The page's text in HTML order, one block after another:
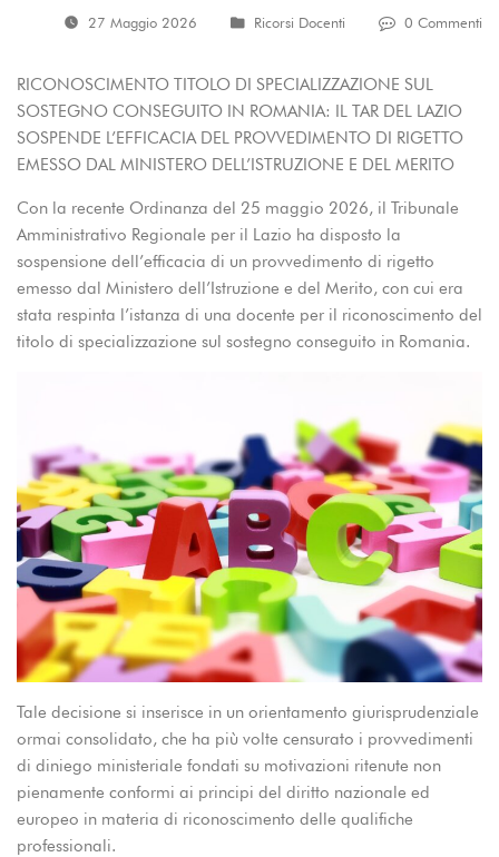
27 Maggio 2026 Ricorsi Docenti 0 Commenti
RICONOSCIMENTO TITOLO DI SPECIALIZZAZIONE SUL
SOSTEGNO CONSEGUITO IN ROMANIA: IL TAR DEL LAZIO
SOSPENDE L’EFFICACIA DEL PROVVEDIMENTO DI RIGETTO
EMESSO DAL MINISTERO DELL’ISTRUZIONE E DEL MERITO
Con la recente Ordinanza del 25 maggio 2026, il Tribunale
Amministrativo Regionale per il Lazio ha disposto la
sospensione dell’efficacia di un provvedimento di rigetto
emesso dal Ministero dell’Istruzione e del Merito, con cui era
stata respinta l’istanza di una docente per il riconoscimento del
titolo di specializzazione sul sostegno conseguito in Romania.
Tale decisione si inserisce in un orientamento giurisprudenziale
ormai consolidato, che ha più volte censurato i provvedimenti
di diniego ministeriale fondati su motivazioni ritenute non
pienamente conformi ai principi del diritto nazionale ed
europeo in materia di riconoscimento delle qualifiche
professionali.